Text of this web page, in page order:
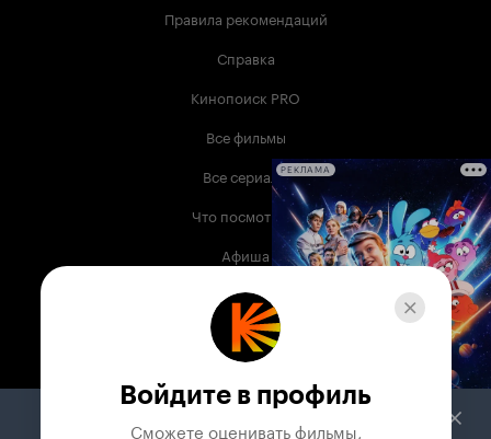
Правила рекомендаций
Справка
Кинопоиск PRO
Все фильмы
Все сериалы
Что посмотреть
Афиша
Музыка
Телепрограмма
Служба поддержки
РЕКЛАМА
Войдите в профиль
Сможете оценивать фильмы,